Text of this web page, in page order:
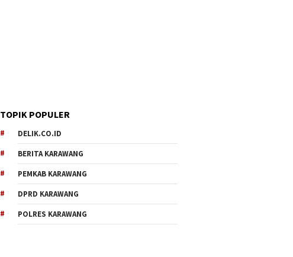
TOPIK POPULER
DELIK.CO.ID
BERITA KARAWANG
PEMKAB KARAWANG
DPRD KARAWANG
POLRES KARAWANG